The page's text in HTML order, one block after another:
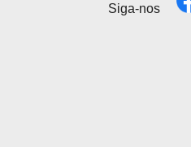
Siga-nos